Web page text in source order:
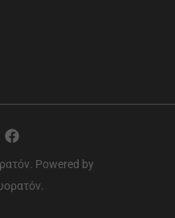
Powered by